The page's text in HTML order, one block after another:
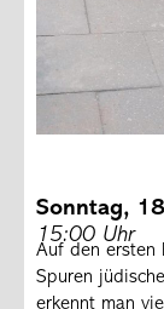
Sonntag,
15:00 Uhr
Auf den ersten
Spuren
erkennt man